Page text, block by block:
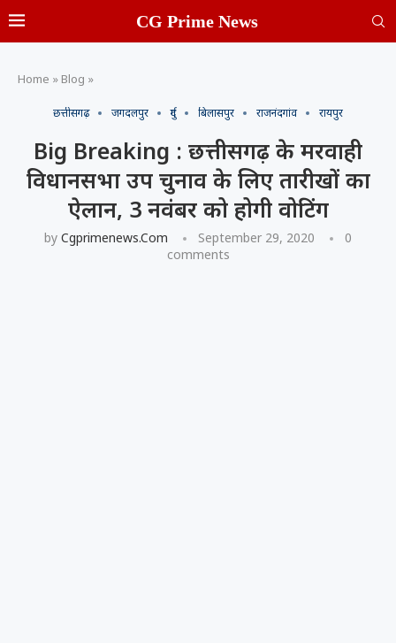
CG Prime News
Home » Blog »
छत्तीसगढ़ जगदलपुर दुर्ग बिलासपुर राजनंदगांव रायपुर
Big Breaking : छत्तीसगढ़ के मरवाही
विधानसभा उप चुनाव के लिए तारीखों का
ऐलान, 3 नवंबर को होगी वोटिंग
by Cgprimenews.com September 29, 2020
0
comments